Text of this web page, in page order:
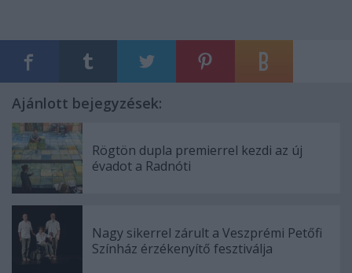
Ajánlott bejegyzések:
Rögtön dupla premierrel kezdi az új
évadot a Radnóti
Nagy sikerrel zárult a Veszprémi Petőfi
Színház érzékenyítő fesztiválja